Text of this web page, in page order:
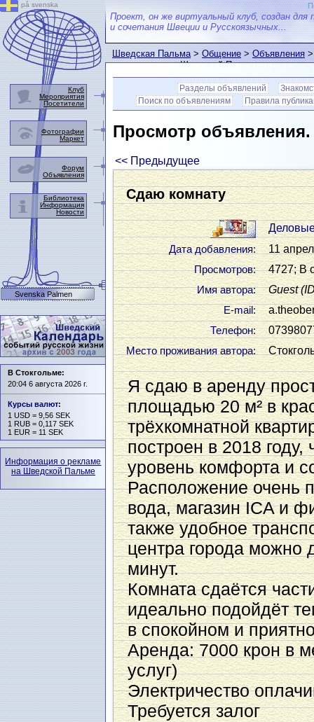
Проект, он же виртуальный клуб, создан для
и сочетания Швеции и Русскоязычных...
Шведская Пальма>Общение>Объявления>
пользователем Шведской Пальмы
Разделы объявлений
Поиск по объявлениям
Правила
Просмотр
<< Предыдущее
Сдаю комнату
Дата добавления: 11
Просмотров: 4727; В
Имя автора: Guest
Е-mail:
Телефон:
Место проживания автора:
Я сдаю в аренду
площадью 20 м² в
трёхкомнатной
построен в 2018 году,
уровень комфорта и
Расположение очень
вода, магазин ICA и
также удобное
центра города можно
минут.
Комната сдаётся
идеально подойдёт
в спокойном и
Аренда: 7000 крон в
услуг)
Электричество
Требуется залог
på svenska
Клуб
Мероприятия
Посетители
Фотографии
Маркет
Форум
Объявления
Библиотека
Информация
Новости
Svenska Palmen
В Стокгольме:
20:04 6 августа 2026 г.
Курсы валют:
1 USD = 9,56 SEK
1 RUB = 0,117 SEK
1 EUR = 11 SEK
Информация о рекламе
на Шведской Пальме